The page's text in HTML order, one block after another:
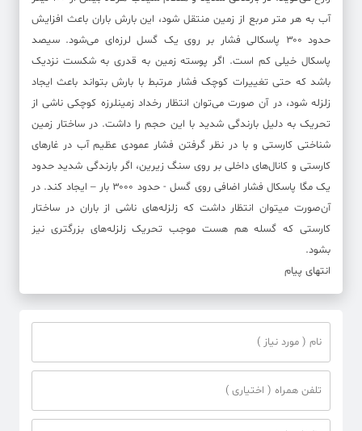
آب به هر متر مربع از زمین منتقل شود، این بارش باران باعث افزایش
حدود ۳۰۰ پاسکالی فشار بر روی یک گسل لرزه‌ای می‌شود. سیصد
پاسکال خیلی کم است. اگر پوسته زمین به قدری به شکست نزدیک
باشد که حتی تغییرات کوچک فشار مرتبط با بارش بتواند باعث ایجاد
زلزله شود، در آن صورت می‌توان انتظار رخداد زمینلرزه کوچکی ناشی از
تحریک به دلیل بارندگی شدید با این حجم را داشت. در ساختار زمین
شناختی کارستی و با در نظر گرفتن فشار عمودی عظیم آب در غار‌های
کارستی و کانال‌های داخلی بر روی سنگ زیرین، اگر بارندگی شدید حدود
یک مگا پاسکال فشار اضافی روی گسل - حدود ۳۰۰۰ بار – ایجاد کند. در
آن‌صورت میتوان انتظار داشت که زلزله‌های ناشی از باران در ساختار
کارستی که گسله هم هست موجب تحریک زلزله‌های بزرگتری نیز
بشود.
انتهای پیام